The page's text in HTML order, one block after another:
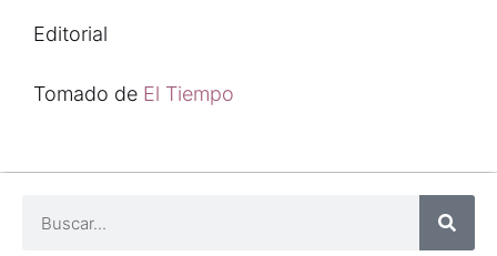
Editorial
Tomado de El Tiempo